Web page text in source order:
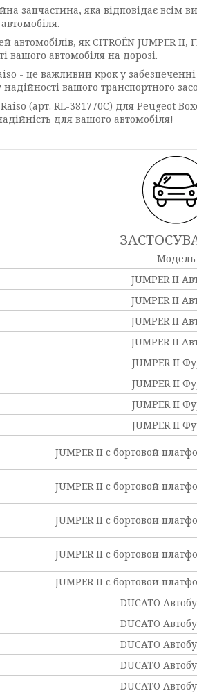
запчастина, яка відповідає всім
як CITROËN JUMPER II,
вашого автомобіля на дорозі.
- це важливий крок у
вашого транспортного
(арт. RL-381770C) для Peugeot
для вашого автомобіля!
Модель
JUMPER II
JUMPER II
JUMPER II
JUMPER II
JUMPER II
JUMPER II
JUMPER II
JUMPER II
JUMPER II c бортовой
JUMPER II c бортовой
JUMPER II c бортовой
JUMPER II c бортовой
JUMPER II c бортовой
DUCATO
DUCATO
DUCATO
DUCATO
DUCATO